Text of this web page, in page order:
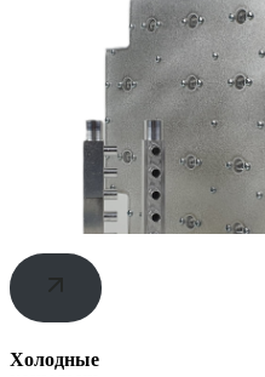
Холодные